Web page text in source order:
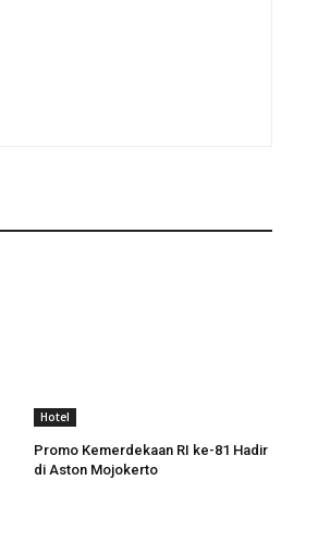
Hotel
Promo Kemerdekaan RI ke-81 Hadir
di Aston Mojokerto